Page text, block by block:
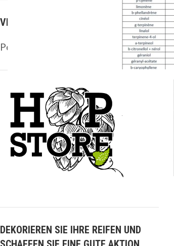
VERTRÄGE
Pour les contrats
DEKORIEREN SIE IHRE REIFEN UND